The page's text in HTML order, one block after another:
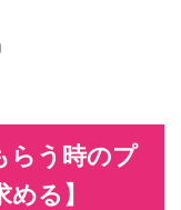
らう時のプ
る】